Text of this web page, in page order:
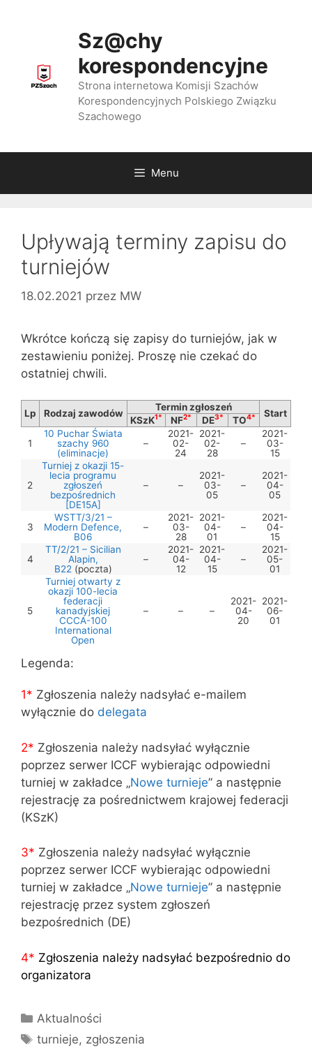
Sz@chy
korespondencyjne
Strona internetowa Komisji Szachów
Korespondencyjnych Polskiego Związku
Szachowego
Menu
Upływają terminy zapisu do
turniejów
18.02.2021 przez MW
Wkrótce kończą się zapisy do turniejów, jak w
zestawieniu poniżej. Proszę nie czekać do
ostatniej chwili.
Lp Rodzaj zawodów
Termin zgłoszeń
Start
KSzK1* NF2* DE3* TO4*
1
10 Puchar Świata
szachy 960
(eliminacje)
–
2021-
02-
24
2021-
02-
28
–
2021-
03-
15
2
Turniej z okazji 15-
lecia programu
zgłoszeń
bezpośrednich
[DE15A]
– –
2021-
03-
05
–
2021-
04-
05
3
WSTT/3/21 –
Modern Defence,
B06
–
2021-
03-
28
2021-
04-
01
–
2021-
04-
15
4
TT/2/21 – Sicilian
Alapin,
B22 (poczta)
–
2021-
04-
12
2021-
04-
15
–
2021-
05-
01
5
Turniej otwarty z
okazji 100-lecia
federacji
kanadyjskiej
CCCA-100
International
Open
– – –
2021-
04-
20
2021-
06-
01
Legenda:
1* Zgłoszenia należy nadsyłać e-mailem
wyłącznie do delegata
2* Zgłoszenia należy nadsyłać wyłącznie
poprzez serwer ICCF wybierając odpowiedni
turniej w zakładce „Nowe turnieje” a następnie
rejestrację za pośrednictwem krajowej federacji
(KSzK)
3* Zgłoszenia należy nadsyłać wyłącznie
poprzez serwer ICCF wybierając odpowiedni
turniej w zakładce „Nowe turnieje” a następnie
rejestrację przez system zgłoszeń
bezpośrednich (DE)
4* Zgłoszenia należy nadsyłać bezpośrednio do
organizatora
Kategorie
Aktualności
Tagi
turnieje, zgłoszenia